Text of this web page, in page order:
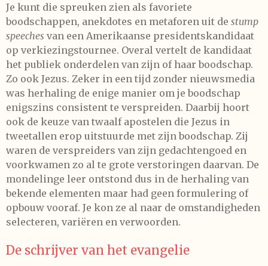
Je kunt die spreuken zien als favoriete
boodschappen, anekdotes en metaforen uit de stump
speeches van een Amerikaanse presidentskandidaat
op verkiezingstournee. Overal vertelt de kandidaat
het publiek onderdelen van zijn of haar boodschap.
Zo ook Jezus. Zeker in een tijd zonder nieuwsmedia
was herhaling de enige manier om je boodschap
enigszins consistent te verspreiden. Daarbij hoort
ook de keuze van twaalf apostelen die Jezus in
tweetallen erop uitstuurde met zijn boodschap. Zij
waren de verspreiders van zijn gedachtengoed en
voorkwamen zo al te grote verstoringen daarvan. De
mondelinge leer ontstond dus in de herhaling van
bekende elementen maar had geen formulering of
opbouw vooraf. Je kon ze al naar de omstandigheden
selecteren, variëren en verwoorden.
De schrijver van het evangelie